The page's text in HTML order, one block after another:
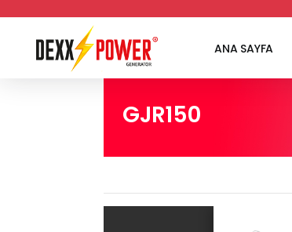
ANA SAYFA
GJR150